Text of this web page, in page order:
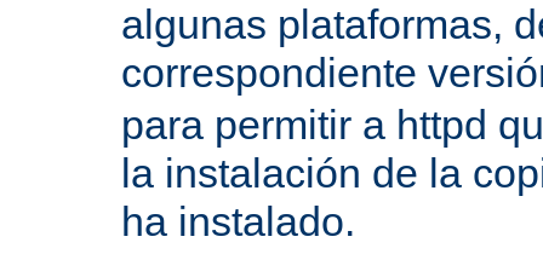
algunas plataformas,
correspondiente
para permitir a httpd
la instalación de la
ha instalado.